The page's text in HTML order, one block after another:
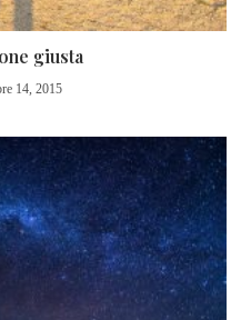
giusta
14, 2015